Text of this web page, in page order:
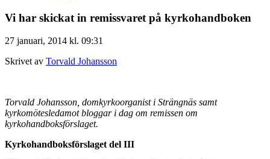
Vi har skickat in remissvaret på kyrkohandboken
27 januari, 2014 kl. 09:31
Skrivet av Torvald Johansson
Torvald Johansson, domkyrkoorganist i Strängnäs samt
kyrkomötesledamot bloggar i dag om remissen om
kyrkohandboksförslaget.
Kyrkohandboksförslaget del III